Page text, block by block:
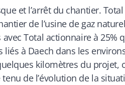
et l’arrêt du chantier.
de l’usine de gaz
Total actionnaire à 25%
à Daech dans les
kilomètres du
de l’évolution de la